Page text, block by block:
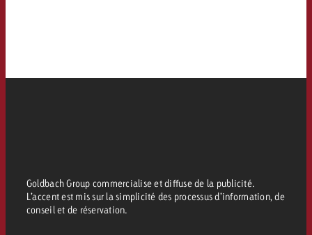
Goldbach Group commercialise et diffuse de la publicité.
L’accent est mis sur la simplicité des processus d’information, de
conseil et de réservation.